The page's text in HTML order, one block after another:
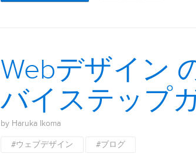
Webデザイン
バイステップ
by Haruka Ikoma
#ウェブデザイン #ブログ